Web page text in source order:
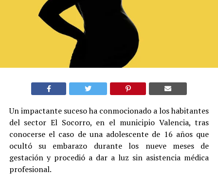
Un impactante suceso ha conmocionado a los habitantes
del sector El Socorro, en el municipio Valencia, tras
conocerse el caso de una adolescente de 16 años que
ocultó su embarazo durante los nueve meses de
gestación y procedió a dar a luz sin asistencia médica
profesional.